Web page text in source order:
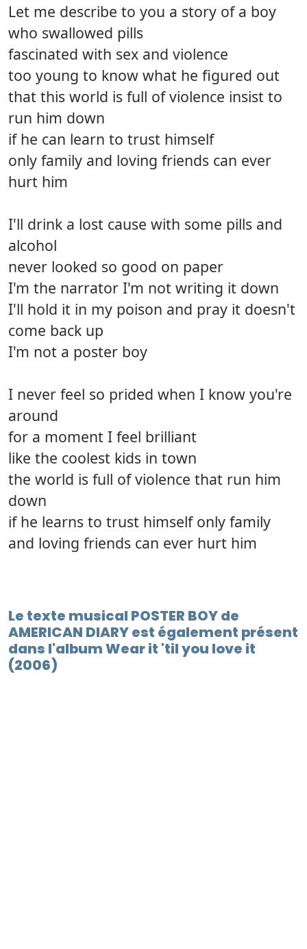
Let me describe to you a story of a boy
who swallowed pills
fascinated with sex and violence
too young to know what he figured out
that this world is full of violence insist to
run him down
if he can learn to trust himself
only family and loving friends can ever
hurt him
I'll drink a lost cause with some pills and
alcohol
never looked so good on paper
I'm the narrator I'm not writing it down
I'll hold it in my poison and pray it doesn't
come back up
I'm not a poster boy
I never feel so prided when I know you're
around
for a moment I feel brilliant
like the coolest kids in town
the world is full of violence that run him
down
if he learns to trust himself only family
and loving friends can ever hurt him
Le texte musical POSTER BOY de
AMERICAN DIARY est également présent
dans l'album Wear it 'til you love it
(2006)